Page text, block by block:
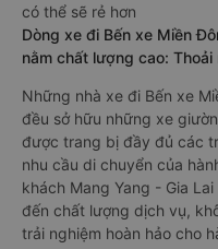
có thể sẽ rẻ hơn
Dòng xe đi Bến xe Miền
nằm chất lượng cao:
Những nhà xe đi Bến xe
đều sở hữu những xe
được trang bị đầy đủ các
nhu cầu di chuyển của
khách Mang Yang - Gia
đến chất lượng dịch vụ,
trải nghiệm hoàn hảo cho